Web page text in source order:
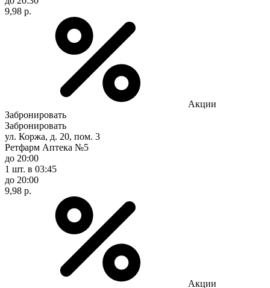
9,98 р.
Акции
Забронировать
Забронировать
ул. Коржа, д. 20, пом. 3
Ретфарм Аптека №5
до 20:00
1 шт. в 03:45
до 20:00
9,98 р.
Акции